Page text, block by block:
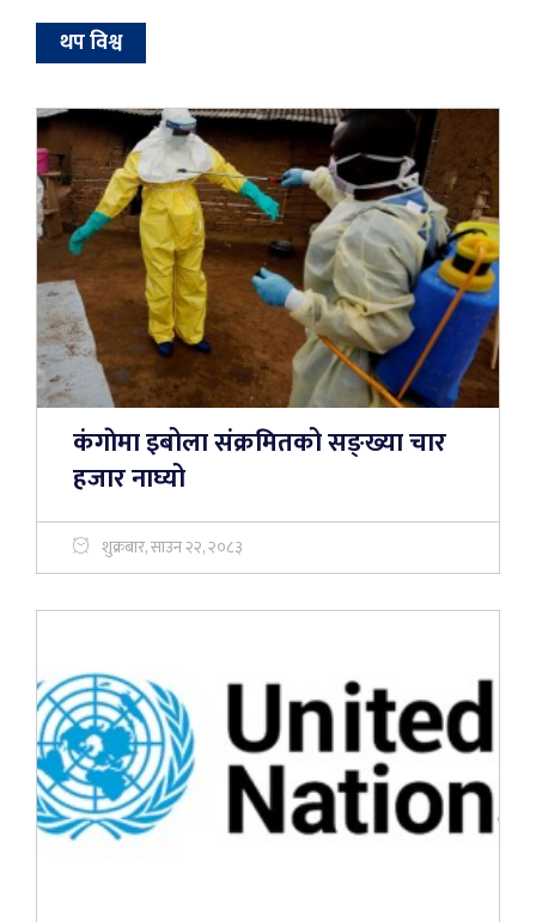
थप विश्व
कंगाेमा इबोला संक्रमितको सङ्ख्या चार
हजार नाघ्यो
शुक्रबार, साउन २२, २०८३